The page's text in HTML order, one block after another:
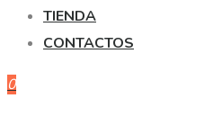
TIENDA
CONTACTOS
0